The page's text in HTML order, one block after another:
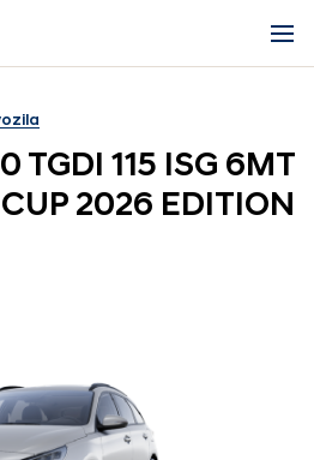
TGDI 115 ISG 6MT
2026 EDITION